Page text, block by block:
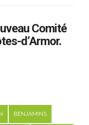
Comité
d’Armor.
BENJAMINS